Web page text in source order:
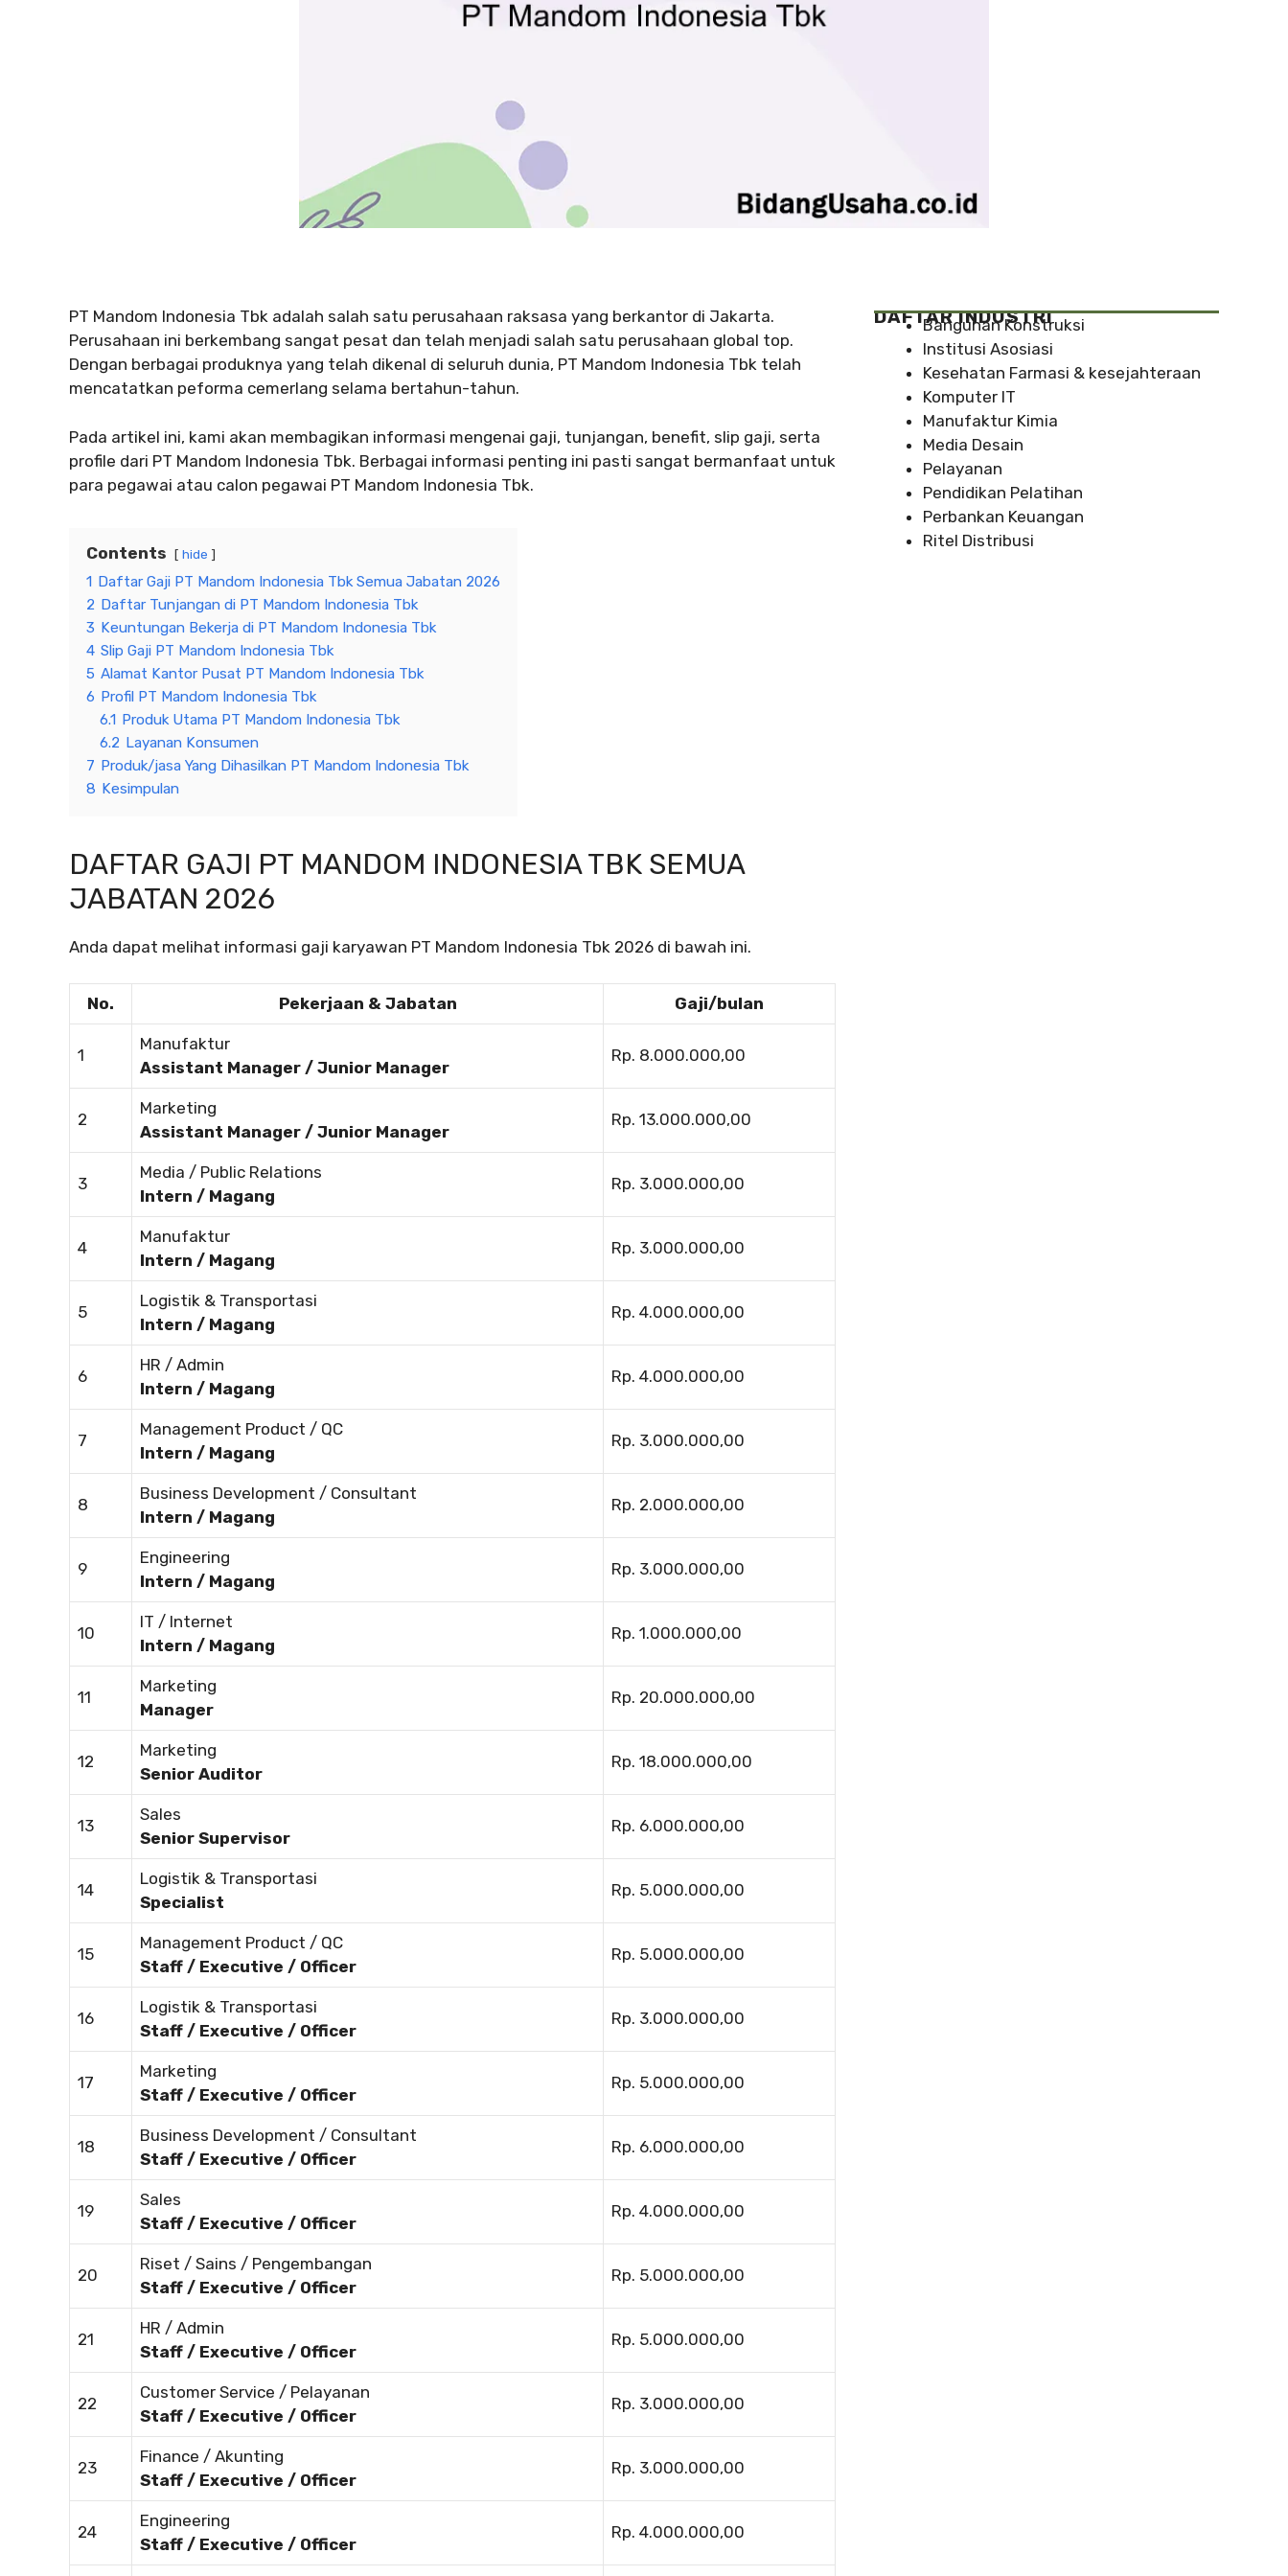
PT Mandom Indonesia Tbk adalah salah satu perusahaan raksasa yang berkantor di Jakarta.
Perusahaan ini berkembang sangat pesat dan telah menjadi salah satu perusahaan global top.
Dengan berbagai produknya yang telah dikenal di seluruh dunia, PT Mandom Indonesia Tbk telah
mencatatkan peforma cemerlang selama bertahun-tahun.
Pada artikel ini, kami akan membagikan informasi mengenai gaji, tunjangan, benefit, slip gaji, serta
profile dari PT Mandom Indonesia Tbk. Berbagai informasi penting ini pasti sangat bermanfaat untuk
para pegawai atau calon pegawai PT Mandom Indonesia Tbk.
Contents hide
1 Daftar Gaji PT Mandom Indonesia Tbk Semua Jabatan 2026
2 Daftar Tunjangan di PT Mandom Indonesia Tbk
3 Keuntungan Bekerja di PT Mandom Indonesia Tbk
4 Slip Gaji PT Mandom Indonesia Tbk
5 Alamat Kantor Pusat PT Mandom Indonesia Tbk
6 Profil PT Mandom Indonesia Tbk
6.1 Produk Utama PT Mandom Indonesia Tbk
6.2 Layanan Konsumen
7 Produk/jasa Yang Dihasilkan PT Mandom Indonesia Tbk
8 Kesimpulan
DAFTAR GAJI PT MANDOM INDONESIA TBK SEMUA
JABATAN 2026
Anda dapat melihat informasi gaji karyawan PT Mandom Indonesia Tbk 2026 di bawah ini.
No. Pekerjaan & Jabatan Gaji/bulan
1
Manufaktur
Assistant Manager / Junior Manager
Rp. 8.000.000,00
2
Marketing
Assistant Manager / Junior Manager
Rp. 13.000.000,00
3
Media / Public Relations
Intern / Magang
Rp. 3.000.000,00
4
Manufaktur
Intern / Magang
Rp. 3.000.000,00
5
Logistik & Transportasi
Intern / Magang
Rp. 4.000.000,00
6
HR / Admin
Intern / Magang
Rp. 4.000.000,00
7
Management Product / QC
Intern / Magang
Rp. 3.000.000,00
8
Business Development / Consultant
Intern / Magang
Rp. 2.000.000,00
9
Engineering
Intern / Magang
Rp. 3.000.000,00
10
IT / Internet
Intern / Magang
Rp. 1.000.000,00
11
Marketing
Manager
Rp. 20.000.000,00
12
Marketing
Senior Auditor
Rp. 18.000.000,00
13
Sales
Senior Supervisor
Rp. 6.000.000,00
14
Logistik & Transportasi
Specialist
Rp. 5.000.000,00
15
Management Product / QC
Staff / Executive / Officer
Rp. 5.000.000,00
16
Logistik & Transportasi
Staff / Executive / Officer
Rp. 3.000.000,00
17
Marketing
Staff / Executive / Officer
Rp. 5.000.000,00
18
Business Development / Consultant
Staff / Executive / Officer
Rp. 6.000.000,00
19
Sales
Staff / Executive / Officer
Rp. 4.000.000,00
20
Riset / Sains / Pengembangan
Staff / Executive / Officer
Rp. 5.000.000,00
21
HR / Admin
Staff / Executive / Officer
Rp. 5.000.000,00
22
Customer Service / Pelayanan
Staff / Executive / Officer
Rp. 3.000.000,00
23
Finance / Akunting
Staff / Executive / Officer
Rp. 3.000.000,00
24
Engineering
Staff / Executive / Officer
Rp. 4.000.000,00
DAFTAR INDUSTRI
Bangunan Konstruksi
Institusi Asosiasi
Kesehatan Farmasi & kesejahteraan
Komputer IT
Manufaktur Kimia
Media Desain
Pelayanan
Pendidikan Pelatihan
Perbankan Keuangan
Ritel Distribusi